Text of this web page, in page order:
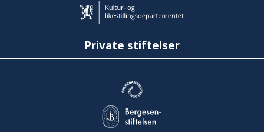
Private stiftelser